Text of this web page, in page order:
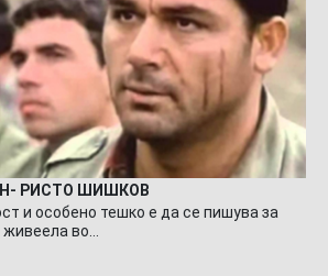
РИСТО ШИШКОВ
и особено тешко е да се пишува за
живеела во…